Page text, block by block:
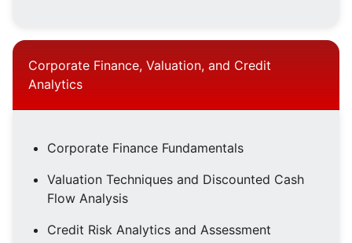
Corporate Finance, Valuation, and Credit
Analytics
Corporate Finance Fundamentals
Valuation Techniques and Discounted Cash
Flow Analysis
Credit Risk Analytics and Assessment